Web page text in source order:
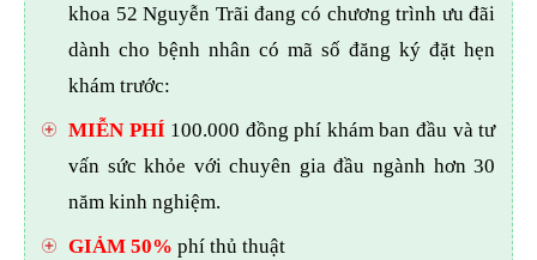
khoa 52 Nguyễn Trãi đang có chương trình ưu đãi
dành cho bệnh nhân có mã số đăng ký đặt hẹn
khám trước:
MIỄN PHÍ 100.000 đồng phí khám ban đầu và tư
vấn sức khỏe với chuyên gia đầu ngành hơn 30
năm kinh nghiệm.
GIẢM 50% phí thủ thuật